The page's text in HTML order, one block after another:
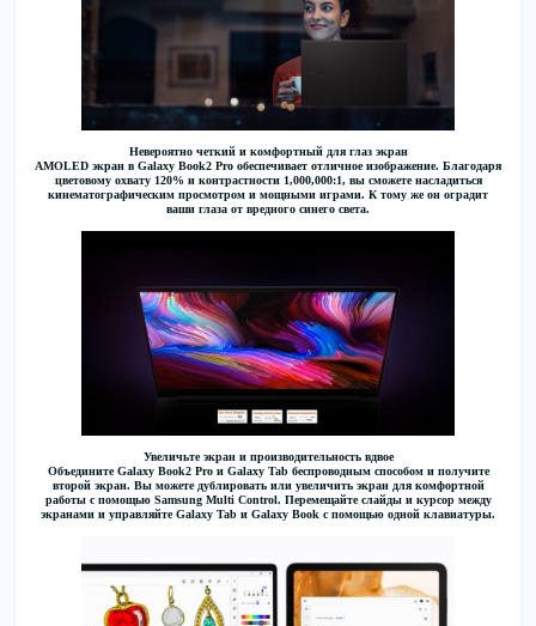
Невероятно четкий и комфортный для глаз экран
AMOLED экран в Galaxy Book2 Pro обеспечивает отличное изображение. Благодаря
цветовому охвату 120% и контрастности 1,000,000:1, вы сможете насладиться
кинематографическим просмотром и мощными играми. К тому же он оградит
ваши глаза от вредного синего света.
Увеличьте экран и производительность вдвое
Объедините Galaxy Book2 Pro и Galaxy Tab беспроводным способом и получите
второй экран. Вы можете дублировать или увеличить экран для комфортной
работы с помощью Samsung Multi Control. Перемещайте слайды и курсор между
экранами и управляйте Galaxy Tab и Galaxy Book с помощью одной клавиатуры.